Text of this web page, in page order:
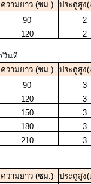
ความยาว (ซม.)
ประตูสูง(
90
2
120 2
วินที
ความยาว (ซม.)
ประตูสูง(
90
3
120
3
150
3
180
3
210 3
ความยาว (ซม.)
ประตูสูง(